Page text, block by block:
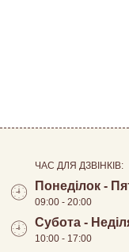
ЧАС ДЛЯ ДЗВІНКІВ:
Понеділок -
09:00 - 20:00
Субота -
10:00 - 17:00